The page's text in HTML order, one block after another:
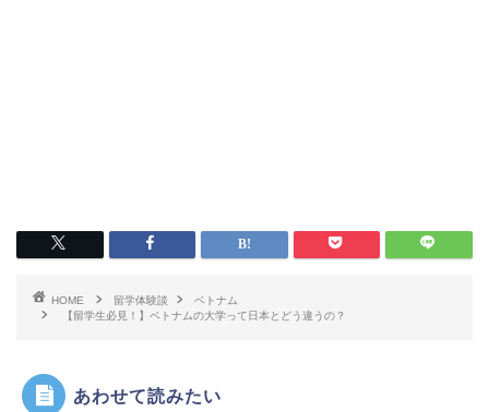
HOME 留学体験談
ベトナム
【留学生必見！】ベトナムの大学って日本とどう違うの？
あわせて読みたい